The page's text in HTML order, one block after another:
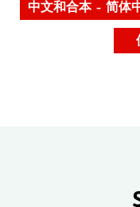
中文和合本 – 简体